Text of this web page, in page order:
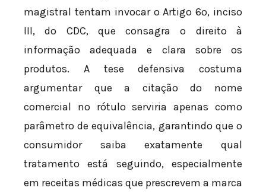
magistral tentam invocar o Artigo 6º, inciso
III, do CDC, que consagra o direito à
informação adequada e clara sobre os
produtos. A tese defensiva costuma
argumentar que a citação do nome
comercial no rótulo serviria apenas como
parâmetro de equivalência, garantindo que o
consumidor saiba exatamente qual
tratamento está seguindo, especialmente
em receitas médicas que prescrevem a marca